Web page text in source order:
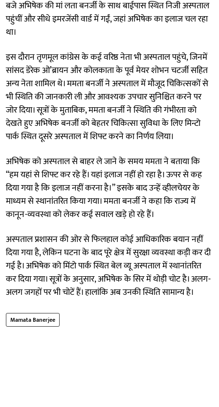
बजे अभिषेक की मां लता बनर्जी के साथ बाईपास स्थित निजी अस्पताल
पहुंचीं और सीधे इमरजेंसी वार्ड में गईं, जहां अभिषेक का इलाज चल रहा
था।
इस दौरान तृणमूल कांग्रेस के कई वरिष्ठ नेता भी अस्पताल पहुंचे, जिनमें
सांसद डेरेक ओ’ब्रायन और कोलकाता के पूर्व मेयर शोभन चटर्जी सहित
अन्य नेता शामिल थे। ममता बनर्जी ने अस्पताल में मौजूद चिकित्सकों से
भी स्थिति की जानकारी ली और आवश्यक उपचार सुनिश्चित करने पर
जोर दिया। सूत्रों के मुताबिक, ममता बनर्जी ने स्थिति की गंभीरता को
देखते हुए अभिषेक बनर्जी को बेहतर चिकित्सा सुविधा के लिए मिन्टो
पार्क स्थित दूसरे अस्पताल में शिफ्ट करने का निर्णय लिया।
अभिषेक को अस्पताल से बाहर ले जाने के समय ममता ने बताया कि
“हम यहां से शिफ्ट कर रहे हैं। यहां इलाज नहीं हो रहा है। ऊपर से कह
दिया गया है कि इलाज नहीं करना है।” इसके बाद उन्हें व्हीलचेयर के
माध्यम से स्थानांतरित किया गया। ममता बनर्जी ने कहा कि राज्य में
कानून-व्यवस्था को लेकर कई सवाल खड़े हो रहे हैं।
अस्पताल प्रशासन की ओर से फिलहाल कोई आधिकारिक बयान नहीं
दिया गया है, लेकिन घटना के बाद पूरे क्षेत्र में सुरक्षा व्यवस्था कड़ी कर दी
गई है। अभिषेक को मिंटो पार्क स्थित बेल व्यू अस्पताल में स्थानांतरित
कर दिया गया। सूत्रों के अनुसार, अभिषेक के सिर में थोड़ी चोट है। अलग-
अलग जगहों पर भी चोटें हैं। हालांकि अब उनकी स्थिति सामान्य है।
Mamata Banerjee